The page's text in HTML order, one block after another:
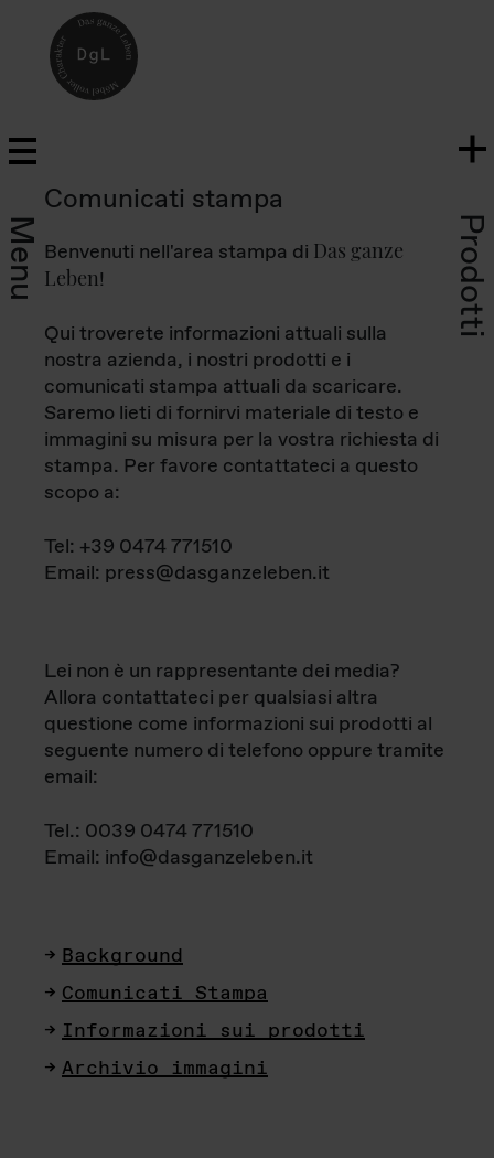
Menu Prodotti
Comunicati stampa
Benvenuti nell'area stampa di Das ganze
Leben!
Qui troverete informazioni attuali sulla
nostra azienda, i nostri prodotti e i
comunicati stampa attuali da scaricare.
Saremo lieti di fornirvi materiale di testo e
immagini su misura per la vostra richiesta di
stampa. Per favore contattateci a questo
scopo a:
Tel: +39 0474 771510
Email: press@dasganzeleben.it
Lei non è un rappresentante dei media?
Allora contattateci per qualsiasi altra
questione come informazioni sui prodotti al
seguente numero di telefono oppure tramite
email:
Tel.: 0039 0474 771510
Email: info@dasganzeleben.it
Background
Comunicati Stampa
Informazioni sui prodotti
Archivio immagini